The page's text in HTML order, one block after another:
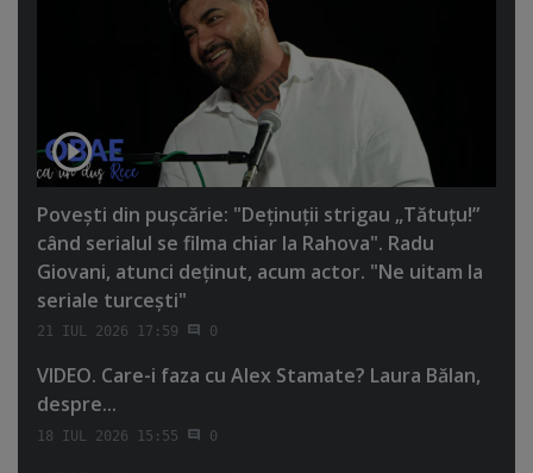
Poveşti din puşcărie: "Deţinuţii strigau „Tătuţu!”
când serialul se filma chiar la Rahova". Radu
Giovani, atunci deţinut, acum actor. "Ne uitam la
seriale turceşti"
21 IUL 2026 17:59 0
VIDEO. Care-i faza cu Alex Stamate? Laura Bălan,
despre...
18 IUL 2026 15:55 0